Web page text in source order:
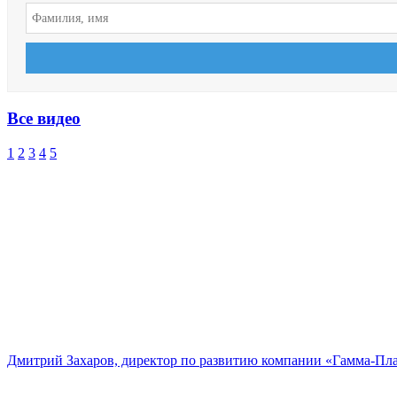
Все видео
1 2 3 4 5
Дмитрий Захаров, директор по развитию компании «Гамма-